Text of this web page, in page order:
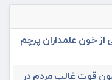
از خون علمداران پرچم
صمون قوت غالب مردم در